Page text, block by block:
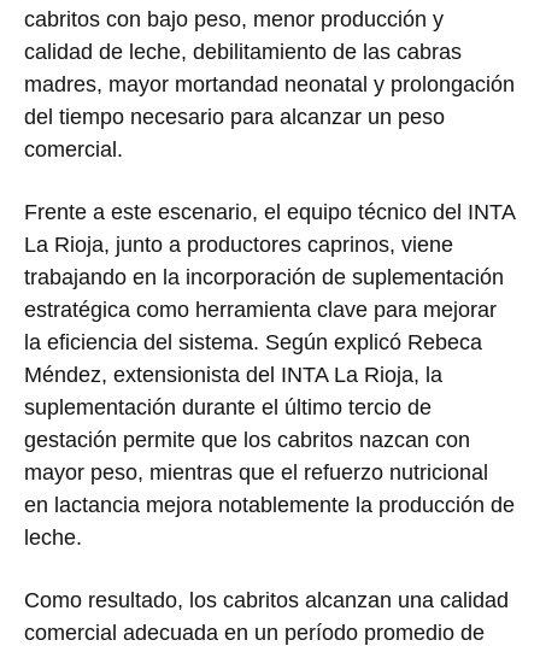
cabritos con bajo peso, menor producción y
calidad de leche, debilitamiento de las cabras
madres, mayor mortandad neonatal y prolongación
del tiempo necesario para alcanzar un peso
comercial.
Frente a este escenario, el equipo técnico del INTA
La Rioja, junto a productores caprinos, viene
trabajando en la incorporación de suplementación
estratégica como herramienta clave para mejorar
la eficiencia del sistema. Según explicó Rebeca
Méndez, extensionista del INTA La Rioja, la
suplementación durante el último tercio de
gestación permite que los cabritos nazcan con
mayor peso, mientras que el refuerzo nutricional
en lactancia mejora notablemente la producción de
leche.
Como resultado, los cabritos alcanzan una calidad
comercial adecuada en un período promedio de